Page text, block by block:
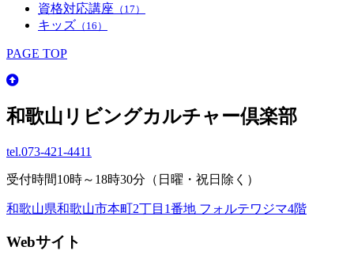
資格対応講座 （17）
キッズ （16）
PAGE TOP
和歌山リビングカルチャー倶楽部
tel.073-421-4411
受付時間10時～18時30分（日曜・祝日除く）
和歌山県和歌山市本町2丁目1番地 フォルテワジマ4階
Webサイト